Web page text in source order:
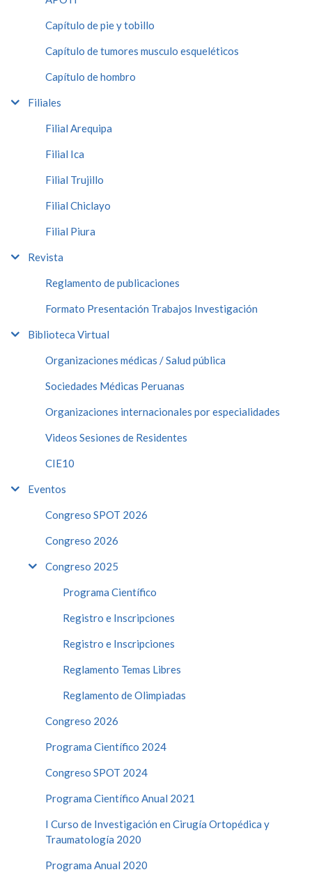
Capítulo de pie y tobillo
Capítulo de tumores musculo esqueléticos
Capítulo de hombro
Filiales
Filial Arequipa
Filial Ica
Filial Trujillo
Filial Chiclayo
Filial Piura
Revista
Reglamento de publicaciones
Formato Presentación Trabajos Investigación
Biblioteca Virtual
Organizaciones médicas / Salud pública
Sociedades Médicas Peruanas
Organizaciones internacionales por especialidades
Videos Sesiones de Residentes
CIE10
Eventos
Congreso SPOT 2026
Congreso 2026
Congreso 2025
Programa Científico
Registro e Inscripciones
Registro e Inscripciones
Reglamento Temas Libres
Reglamento de Olimpiadas
Congreso 2026
Programa Científico 2024
Congreso SPOT 2024
Programa Científico Anual 2021
I Curso de Investigación en Cirugía Ortopédica y
Traumatología 2020
Programa Anual 2020